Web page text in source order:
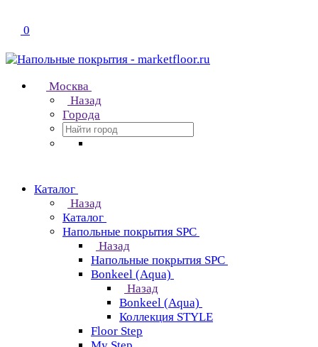
0
Москва
Назад
Города
Каталог
Назад
Каталог
Напольные покрытия SPC
Назад
Напольные покрытия SPC
Bonkeel (Aqua)
Назад
Bonkeel (Aqua)
Коллекция STYLE
Floor Step